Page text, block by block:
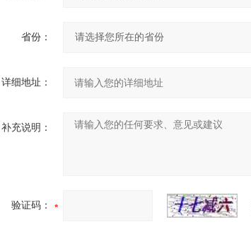
省份：
详细地址：
补充说明：
验证码：